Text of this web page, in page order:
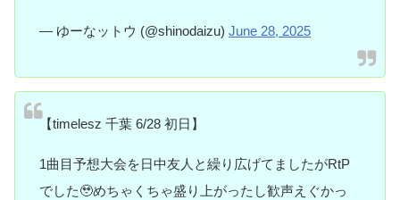
— ゆーなットウ (@shinodaizu) June 28, 2025
【timelesz 千葉 6/28 初日】
1曲目予想大会を日中友人と繰り広げてましたがRtP
でした🥹めちゃくちゃ盛り上がったし歓声えぐかっ